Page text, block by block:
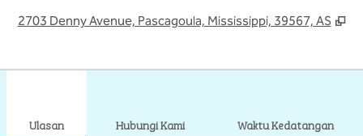
2703 Denny Avenue, Pascagoula, Mississippi, 39567, AS ,
Ulasan Hubungi Kami Waktu Kedatangan